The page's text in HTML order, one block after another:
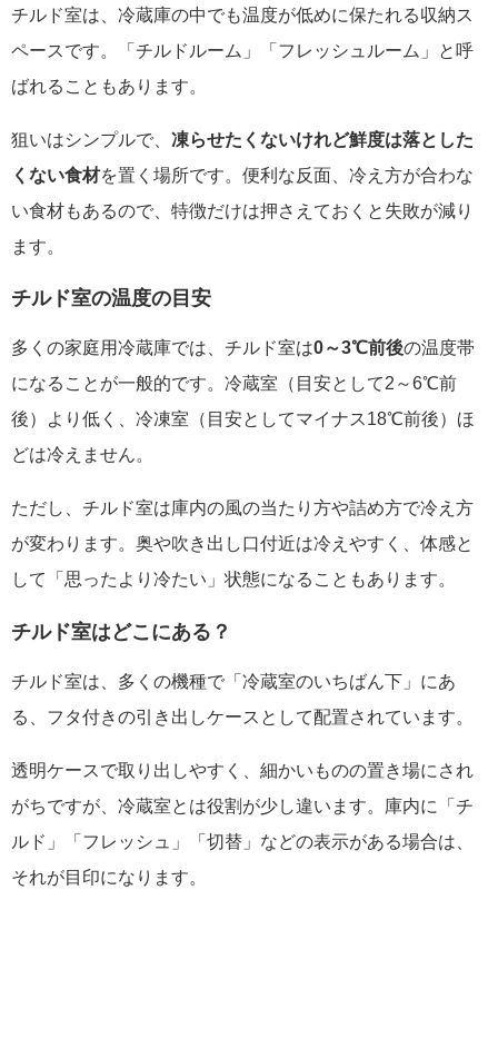
チルド室は、冷蔵庫の中でも温度が低めに保たれる収納ス
ペースです。「チルドルーム」「フレッシュルーム」と呼
ばれることもあります。
狙いはシンプルで、 凍らせたくないけれど鮮度は落とした
くない食材を置く場所です。便利な反面、冷え方が合わな
い食材もあるので、特徴だけは押さえておくと失敗が減り
ます。
チルド室の温度の目安
多くの家庭用冷蔵庫では、チルド室は0～3℃前後の温度帯
になることが一般的です。冷蔵室（目安として2～6℃前
後）より低く、冷凍室（目安としてマイナス18℃前後）ほ
どは冷えません。
ただし、チルド室は庫内の風の当たり方や詰め方で冷え方
が変わります。奥や吹き出し口付近は冷えやすく、体感と
して「思ったより冷たい」状態になることもあります。
チルド室はどこにある？
チルド室は、多くの機種で「冷蔵室のいちばん下」にあ
る、フタ付きの引き出しケースとして配置されています。
透明ケースで取り出しやすく、細かいものの置き場にされ
がちですが、冷蔵室とは役割が少し違います。庫内に「チ
ルド」「フレッシュ」「切替」などの表示がある場合は、
それが目印になります。